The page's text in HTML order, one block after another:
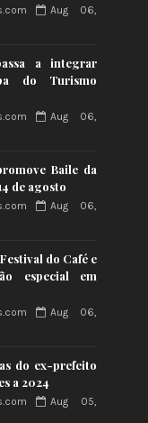
Aug 06,
a integrar
do Turismo
Aug 06,
Baile da
de agosto
Aug 06,
do Café e
especial em
Aug 06,
do ex-prefeito
a 2024
Aug 05,